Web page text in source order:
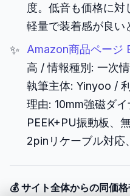
度。低音も価格に対
軽量で装着感が良い
Amazon商品ページ
高 / 情報種別: 一次
執筆主体: Yinyoo /
理由: 10mm強磁ダイ
PEEK+PU振動板、
2pinリケーブル対応
💰 サイト全体からの同価